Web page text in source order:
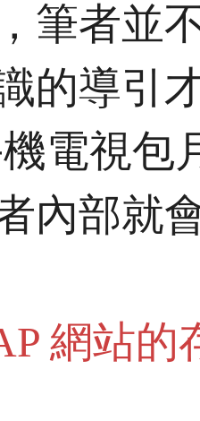
筆者並
的導引
電視包
內部就
網站的